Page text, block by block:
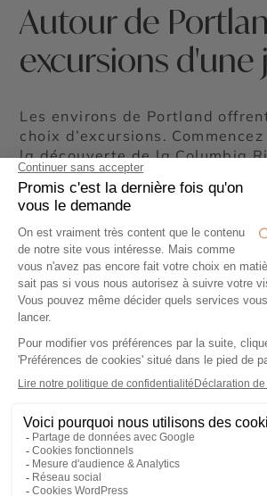
Autour de
excursions d'une
Les environs de Portland
choix d’excursions.
la découverte de la Columbia
de ses spectaculaires
halte aux Multnomah Falls, les
les plus prisées de la région.
longe la gorge, offre des
superbes. Lors de votre
la possibilité de vous adonner
voile à Hood River et
Loop, une route panoramique,
êtes aussi tout prêts du Mount
, qui
amateurs de sports d’hiver et
journée au départ de Portland :
Vallée de la Willamette et ses
réputés, se rendre sur les
du littoral Pacifique ou